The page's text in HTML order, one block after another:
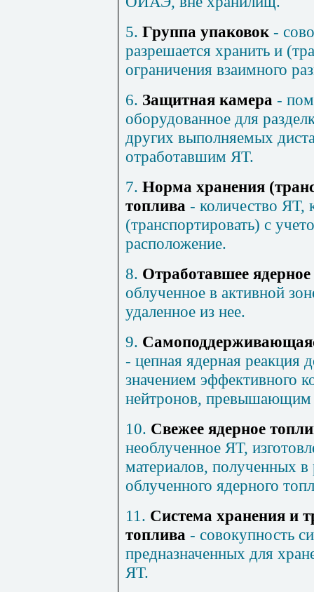
5. Группа упаковок -
разрешается хранить и
ограничения взаимного
6. Защитная камера -
оборудованное для
других выполняемых
отработавшим ЯТ.
7. Норма хранения
топлива - количество ЯТ,
(транспортировать) с
расположение.
8. Отработавшее
облученное в активной
удаленное из нее.
9.
- цепная ядерная реакция
значением эффективного
нейтронов, превышающим
10. Свежее ядерное
необлученное ЯТ,
материалов, полученных в
облученного ядерного
11. Система хранения и
топлива - совокупность
предназначенных для
ЯТ.